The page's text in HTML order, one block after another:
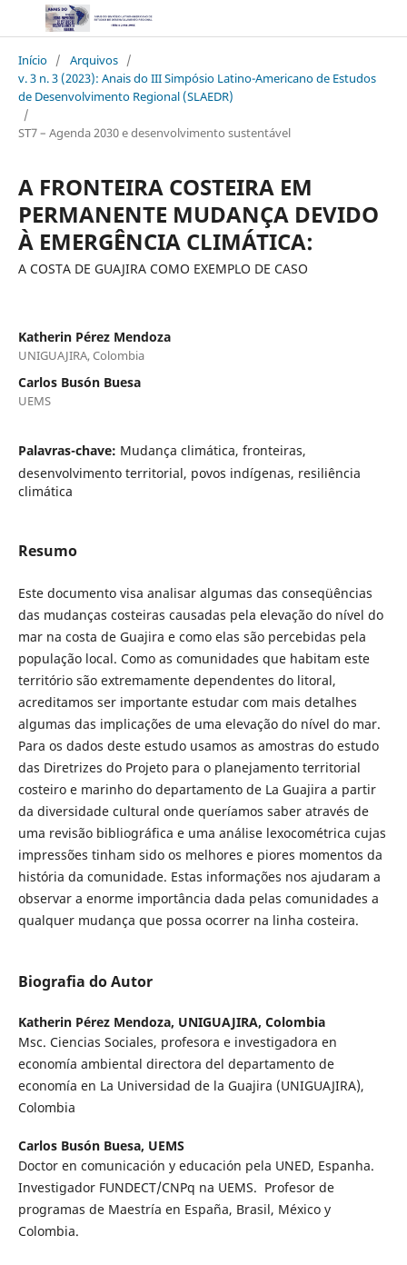
Início / Arquivos /
v. 3 n. 3 (2023): Anais do III Simpósio Latino-Americano de Estudos
de Desenvolvimento Regional (SLAEDR)
/
ST7 – Agenda 2030 e desenvolvimento sustentável
A FRONTEIRA COSTEIRA EM
PERMANENTE MUDANÇA DEVIDO
À EMERGÊNCIA CLIMÁTICA:
A COSTA DE GUAJIRA COMO EXEMPLO DE CASO
Katherin Pérez Mendoza
UNIGUAJIRA, Colombia
Carlos Busón Buesa
UEMS
Palavras-chave: Mudança climática, fronteiras,
desenvolvimento territorial, povos indígenas, resiliência
climática
Resumo
Este documento visa analisar algumas das conseqüências
das mudanças costeiras causadas pela elevação do nível do
mar na costa de Guajira e como elas são percebidas pela
população local. Como as comunidades que habitam este
território são extremamente dependentes do litoral,
acreditamos ser importante estudar com mais detalhes
algumas das implicações de uma elevação do nível do mar.
Para os dados deste estudo usamos as amostras do estudo
das Diretrizes do Projeto para o planejamento territorial
costeiro e marinho do departamento de La Guajira a partir
da diversidade cultural onde queríamos saber através de
uma revisão bibliográfica e uma análise lexocométrica cujas
impressões tinham sido os melhores e piores momentos da
história da comunidade. Estas informações nos ajudaram a
observar a enorme importância dada pelas comunidades a
qualquer mudança que possa ocorrer na linha costeira.
Biografia do Autor
Katherin Pérez Mendoza, UNIGUAJIRA, Colombia
Msc. Ciencias Sociales, profesora e investigadora en
economía ambiental directora del departamento de
economía en La Universidad de la Guajira (UNIGUAJIRA),
Colombia
Carlos Busón Buesa, UEMS
Doctor en comunicación y educación pela UNED, Espanha.
Investigador FUNDECT/CNPq na UEMS. Profesor de
programas de Maestría en España, Brasil, México y
Colombia.